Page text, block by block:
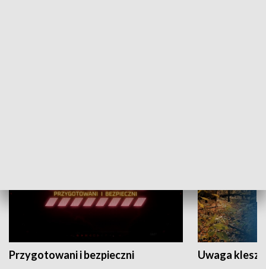
Przygotowani i bezpieczni Uwaga